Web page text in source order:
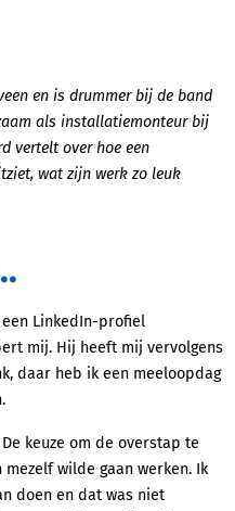
en is drummer bij de band
als installatiemonteur bij
vertelt over hoe een
wat zijn werk zo leuk
LinkedIn-profiel
mij. Hij heeft mij vervolgens
daar heb ik een meeloopdag
keuze om de overstap te
wilde gaan werken. Ik
doen en dat was niet